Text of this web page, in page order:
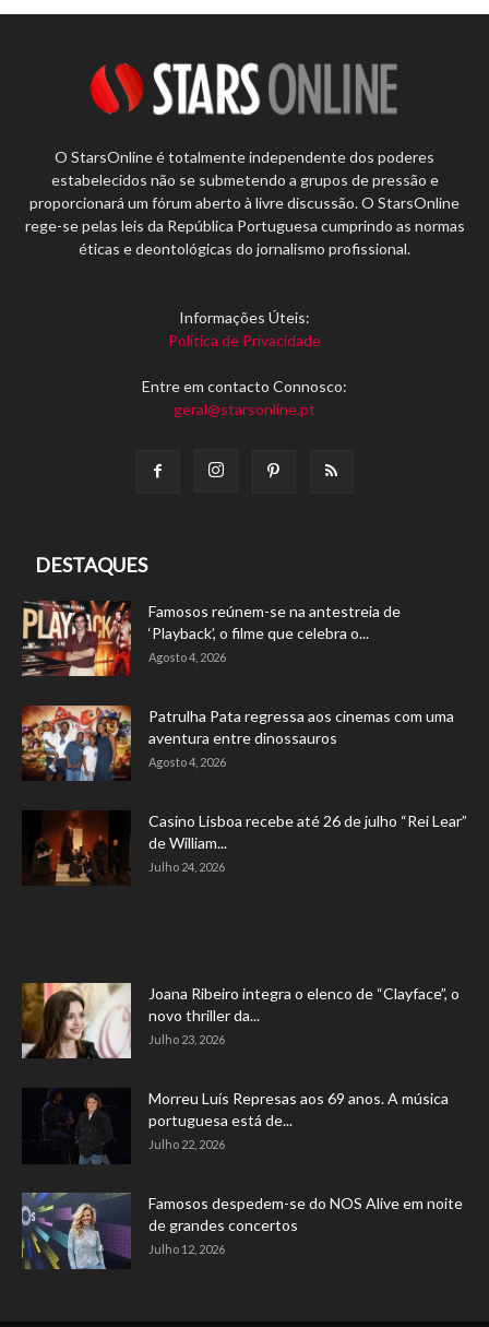
O StarsOnline é totalmente independente dos poderes
estabelecidos não se submetendo a grupos de pressão e
proporcionará um fórum aberto à livre discussão. O StarsOnline
rege-se pelas leis da República Portuguesa cumprindo as normas
éticas e deontológicas do jornalismo profissional.
Informações Úteis:
Política de Privacidade
Entre em contacto Connosco:
geral@starsonline.pt
DESTAQUES
Famosos reúnem-se na antestreia de
‘Playback’, o filme que celebra o...
Agosto 4, 2026
Patrulha Pata regressa aos cinemas com uma
aventura entre dinossauros
Agosto 4, 2026
Casino Lisboa recebe até 26 de julho “Rei Lear”
de William...
Julho 24, 2026
Joana Ribeiro integra o elenco de “Clayface”, o
novo thriller da...
Julho 23, 2026
Morreu Luís Represas aos 69 anos. A música
portuguesa está de...
Julho 22, 2026
Famosos despedem-se do NOS Alive em noite
de grandes concertos
Julho 12, 2026